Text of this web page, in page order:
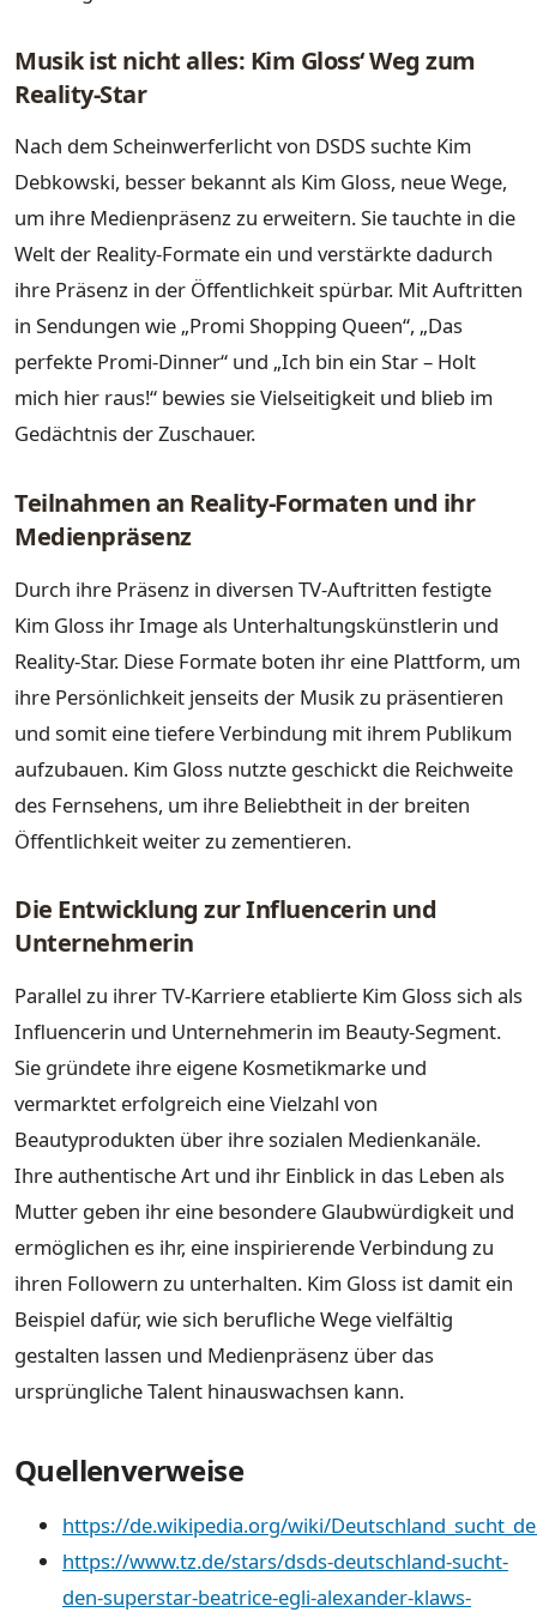
Musik ist nicht alles: Kim Gloss‘ Weg zum
Reality-Star
Nach dem Scheinwerferlicht von DSDS suchte Kim
Debkowski, besser bekannt als Kim Gloss, neue Wege,
um ihre Medienpräsenz zu erweitern. Sie tauchte in die
Welt der Reality-Formate ein und verstärkte dadurch
ihre Präsenz in der Öffentlichkeit spürbar. Mit Auftritten
in Sendungen wie „Promi Shopping Queen“, „Das
perfekte Promi-Dinner“ und „Ich bin ein Star – Holt
mich hier raus!“ bewies sie Vielseitigkeit und blieb im
Gedächtnis der Zuschauer.
Teilnahmen an Reality-Formaten und ihr
Medienpräsenz
Durch ihre Präsenz in diversen TV-Auftritten festigte
Kim Gloss ihr Image als Unterhaltungskünstlerin und
Reality-Star. Diese Formate boten ihr eine Plattform, um
ihre Persönlichkeit jenseits der Musik zu präsentieren
und somit eine tiefere Verbindung mit ihrem Publikum
aufzubauen. Kim Gloss nutzte geschickt die Reichweite
des Fernsehens, um ihre Beliebtheit in der breiten
Öffentlichkeit weiter zu zementieren.
Die Entwicklung zur Influencerin und
Unternehmerin
Parallel zu ihrer TV-Karriere etablierte Kim Gloss sich als
Influencerin und Unternehmerin im Beauty-Segment.
Sie gründete ihre eigene Kosmetikmarke und
vermarktet erfolgreich eine Vielzahl von
Beautyprodukten über ihre sozialen Medienkanäle.
Ihre authentische Art und ihr Einblick in das Leben als
Mutter geben ihr eine besondere Glaubwürdigkeit und
ermöglichen es ihr, eine inspirierende Verbindung zu
ihren Followern zu unterhalten. Kim Gloss ist damit ein
Beispiel dafür, wie sich berufliche Wege vielfältig
gestalten lassen und Medienpräsenz über das
ursprüngliche Talent hinauswachsen kann.
Quellenverweise
https://de.wikipedia.org/wiki/
https://www.tz.de/stars/dsds-deutschland-sucht-
den-superstar-beatrice-egli-alexander-klaws-